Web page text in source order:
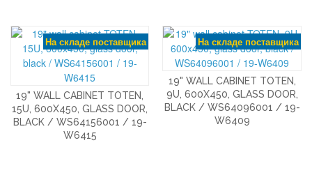
На складе поставщика
19" WALL CABINET TOTEN,
15U, 600X450, GLASS DOOR,
BLACK / WS64156001 / 19-
W6415
На складе поставщика
19" WALL CABINET TOTEN,
9U, 600X450, GLASS DOOR,
BLACK / WS64096001 / 19-
W6409